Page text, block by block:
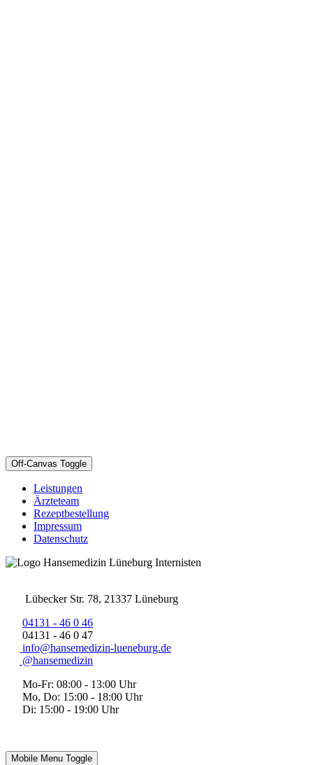
Off-Canvas Toggle
Leistungen
Ärzteteam
Rezeptbestellung
Impressum
Datenschutz
Lübecker Str. 78, 21337 Lüneburg
04131 - 46 0 46
04131 - 46 0 47
info@hansemedizin-lueneburg.de
@hansemedizin
Mo-Fr: 08:00 - 13:00 Uhr
Mo, Do: 15:00 - 18:00 Uhr
Di: 15:00 - 19:00 Uhr
Mobile Menu Toggle